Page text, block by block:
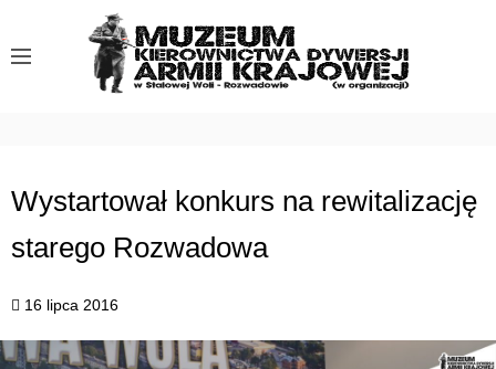
t
Wystartował konkurs na rewitalizację
starego Rozwadowa
16 lipca 2016